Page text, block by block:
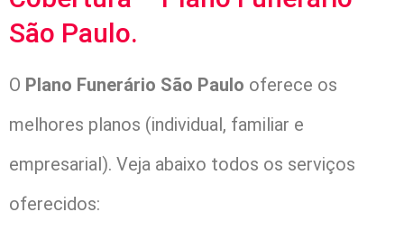
São Paulo.
O Plano Funerário São Paulo oferece os
melhores planos (individual, familiar e
empresarial). Veja abaixo todos os serviços
oferecidos: